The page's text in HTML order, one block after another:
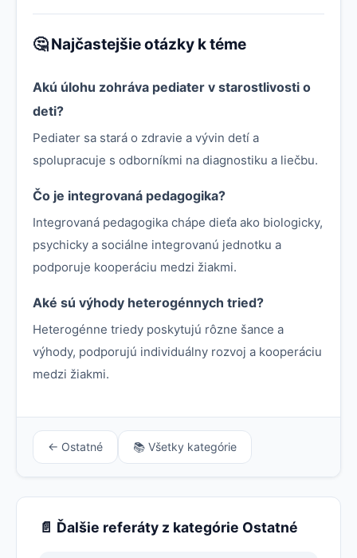
🤔 Najčastejšie otázky k téme
Akú úlohu zohráva pediater v starostlivosti o
deti?
Pediater sa stará o zdravie a vývin detí a
spolupracuje s odborníkmi na diagnostiku a liečbu.
Čo je integrovaná pedagogika?
Integrovaná pedagogika chápe dieťa ako biologicky,
psychicky a sociálne integrovanú jednotku a
podporuje kooperáciu medzi žiakmi.
Aké sú výhody heterogénnych tried?
Heterogénne triedy poskytujú rôzne šance a
výhody, podporujú individuálny rozvoj a kooperáciu
medzi žiakmi.
← Ostatné 📚 Všetky kategórie
📄 Ďalšie referáty z kategórie Ostatné